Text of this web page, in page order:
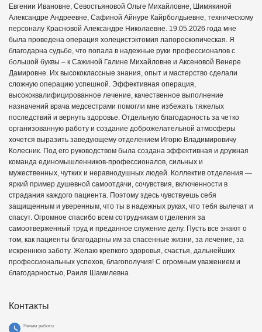
Евгении Ивановне, Севостьяновой Ольге Михайловне, Шимякиной
Александре Андреевне, Сафиной Айнуре Кайрболдыевне, техническому
персоналу Красновой Александре Николаевне. 19.05.2026 года мне
была проведена операция холецистэктомия лапороскопическая. Я
благодарна судьбе, что попала в надежные руки профессионалов с
большой буквы – к Сажиной Галине Михайловне и Аксеновой Венере
Дамировне. Их высококлассные знания, опыт и мастерство сделали
сложную операцию успешной. Эффективная операция,
высококвалифицированное лечение, качественное выполнение
назначений врача медсестрами помогли мне избежать тяжелых
последствий и вернуть здоровье. Отдельную благодарность за четко
организованную работу и создание доброжелательной атмосферы
хочется выразить заведующему отделением Игорю Владимировичу
Колесник. Под его руководством была создана эффективная и дружная
команда единомышленников-профессионалов, сильных и
мужественных, чутких и неравнодушных людей. Коллектив отделения —
яркий пример душевной самоотдачи, сочувствия, включенности в
страдания каждого пациента. Поэтому здесь чувствуешь себя
защищенным и уверенным, что ты в надежных руках, что тебя вылечат и
спасут. Огромное спасибо всем сотрудникам отделения за
самоотверженный труд и преданное служение делу. Пусть все знают о
том, как пациенты благодарны им за спасенные жизни, за лечение, за
искреннюю заботу. Желаю крепкого здоровья, счастья, дальнейших
профессиональных успехов, благополучия! С огромным уважением и
благодарностью, Раиля Шамилевна
Контакты
Режим работы